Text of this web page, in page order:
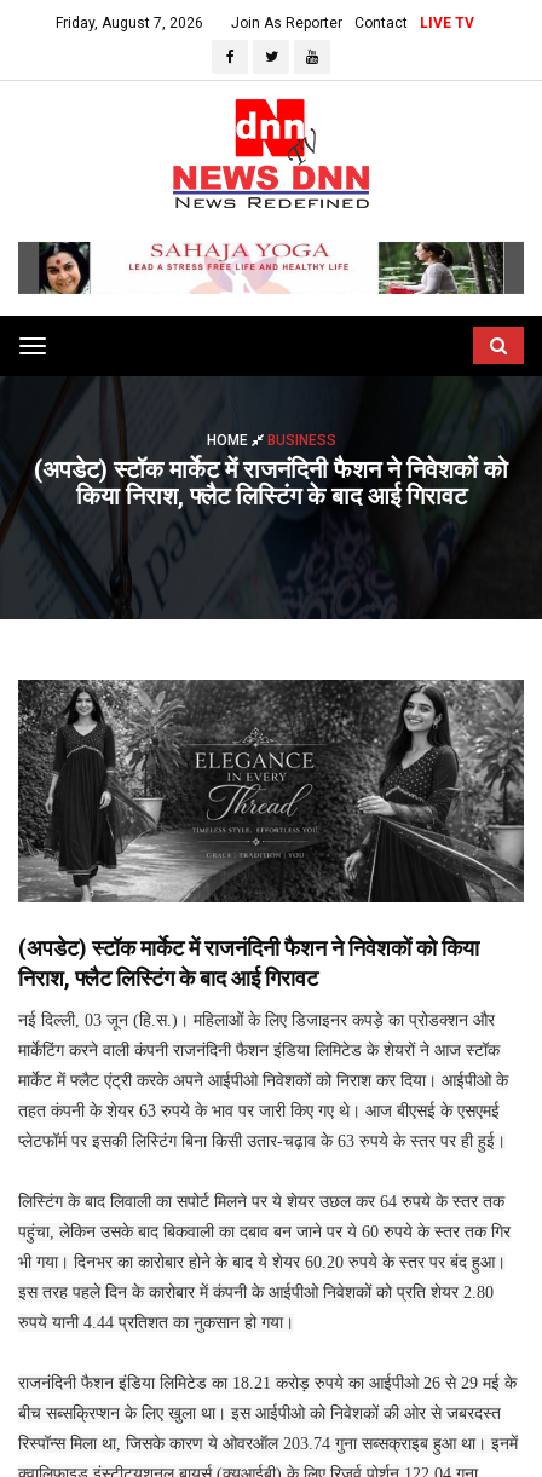
Friday, August 7, 2026 Join As Reporter Contact LIVE TV
Toggle
navigation
HOME BUSINESS
(अपडेट) स्टॉक मार्केट में राजनंदिनी फैशन ने निवेशकों को
किया निराश, फ्लैट लिस्टिंग के बाद आई गिरावट
(अपडेट) स्टॉक मार्केट में राजनंदिनी फैशन ने निवेशकों को किया
निराश, फ्लैट लिस्टिंग के बाद आई गिरावट
नई दिल्ली, 03 जून (हि.स.)। महिलाओं के लिए डिजाइनर कपड़े का प्रोडक्शन और
मार्केटिंग करने वाली कंपनी राजनंदिनी फैशन इंडिया लिमिटेड के शेयरों ने आज स्टॉक
मार्केट में फ्लैट एंट्री करके अपने आईपीओ निवेशकों को निराश कर दिया। आईपीओ के
तहत कंपनी के शेयर 63 रुपये के भाव पर जारी किए गए थे। आज बीएसई के एसएमई
प्लेटफॉर्म पर इसकी लिस्टिंग बिना किसी उतार-चढ़ाव के 63 रुपये के स्तर पर ही हुई।
लिस्टिंग के बाद लिवाली का सपोर्ट मिलने पर ये शेयर उछल कर 64 रुपये के स्तर तक
पहुंचा, लेकिन उसके बाद बिकवाली का दबाव बन जाने पर ये 60 रुपये के स्तर तक गिर
भी गया। दिनभर का कारोबार होने के बाद ये शेयर 60.20 रुपये के स्तर पर बंद हुआ।
इस तरह पहले दिन के कारोबार में कंपनी के आईपीओ निवेशकों को प्रति शेयर 2.80
रुपये यानी 4.44 प्रतिशत का नुकसान हो गया।
राजनंदिनी फैशन इंडिया लिमिटेड का 18.21 करोड़ रुपये का आईपीओ 26 से 29 मई के
बीच सब्सक्रिप्शन के लिए खुला था। इस आईपीओ को निवेशकों की ओर से जबरदस्त
रिस्पॉन्स मिला था, जिसके कारण ये ओवरऑल 203.74 गुना सब्सक्राइब हुआ था। इनमें